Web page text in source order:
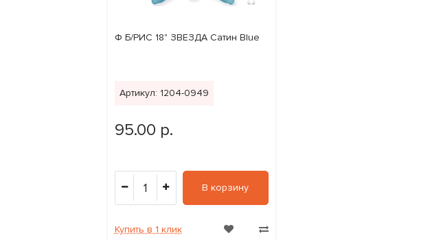
Ф Б/РИС 18" ЗВЕЗДА Сатин Blue
Артикул: 1204-0949
95.00 р.
1 В корзину
Купить в 1 клик